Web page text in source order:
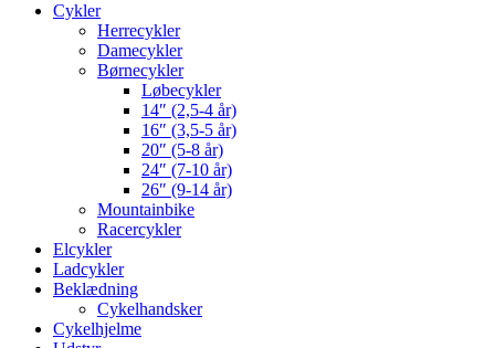
Cykler
Herrecykler
Damecykler
Børnecykler
Løbecykler
14″ (2,5-4 år)
16″ (3,5-5 år)
20″ (5-8 år)
24″ (7-10 år)
26″ (9-14 år)
Mountainbike
Racercykler
Elcykler
Ladcykler
Beklædning
Cykelhandsker
Cykelhjelme